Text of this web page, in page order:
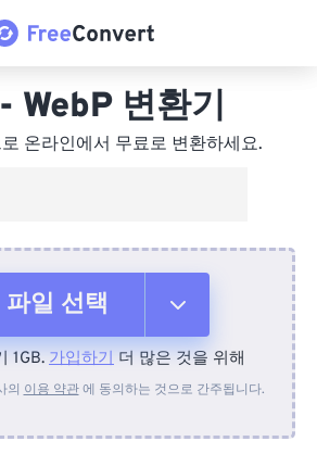
WebP 변환기
온라인에서 무료로 변환하세요.
파일 선택
장치에서
1GB. 가입하기 더 많은 것을 위해
의 이용 약관에 동의하는 것으로 간주됩니다.